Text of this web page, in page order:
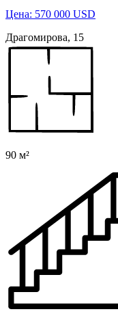
Цена: 570 000 USD
Драгомирова, 15
90 м²